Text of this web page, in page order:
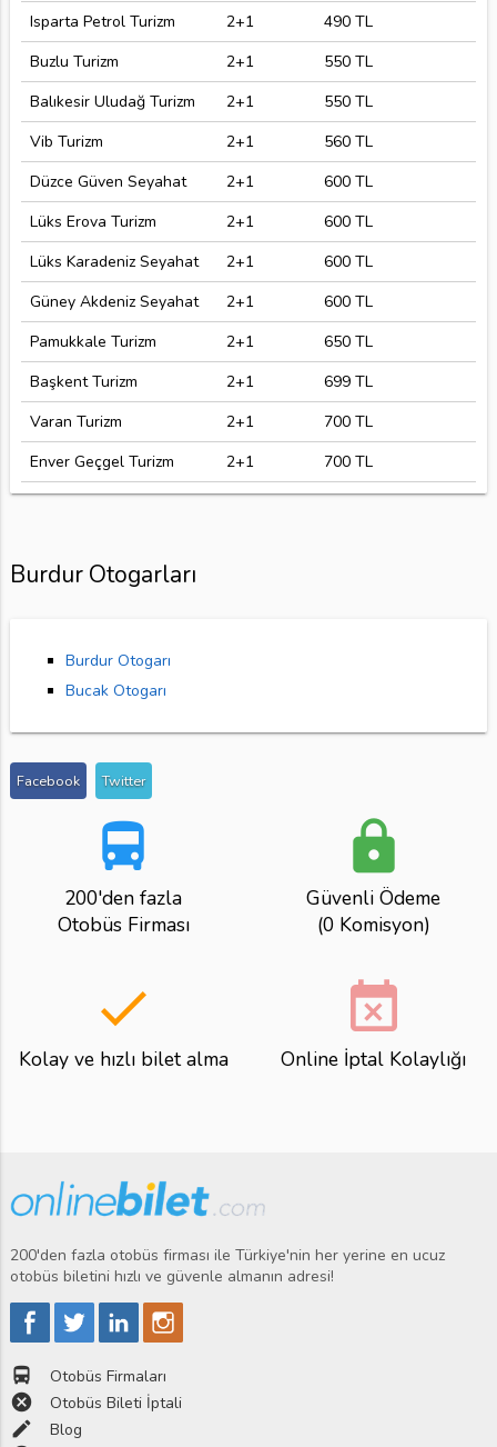
Isparta Petrol Turizm
2+1
490 TL
Buzlu Turizm
2+1
550 TL
Balıkesir Uludağ Turizm
2+1
550 TL
Vib Turizm
2+1
560 TL
Düzce Güven Seyahat
2+1
600 TL
Lüks Erova Turizm
2+1
600 TL
Lüks Karadeniz Seyahat
2+1
600 TL
Güney Akdeniz Seyahat
2+1
600 TL
Pamukkale Turizm
2+1
650 TL
Başkent Turizm
2+1
699 TL
Varan Turizm
2+1
700 TL
Enver Geçgel Turizm
2+1 700 TL
Burdur Otogarları
Burdur Otogarı
Bucak Otogarı
Facebook Twitter
directions_bus
200'den fazla
Otobüs Firması
lock
Güvenli Ödeme
(0 Komisyon)
done
Kolay ve hızlı bilet alma
event_busy
Online İptal Kolaylığı
200'den fazla otobüs firması ile Türkiye'nin her yerine en ucuz
otobüs biletini hızlı ve güvenle almanın adresi!
directions_bus Otobüs Firmaları
cancel Otobüs Bileti İptali
edit Blog